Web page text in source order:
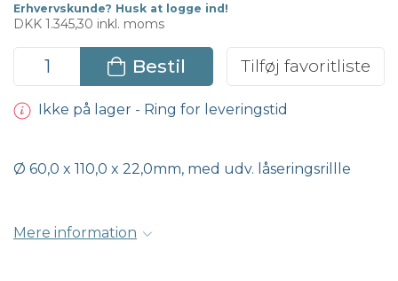
Erhvervskunde? Husk at logge ind!
DKK 1.345,30 inkl. moms
Bestil Tilføj favoritliste
Ikke på lager - Ring for leveringstid
Ø 60,0 x 110,0 x 22,0mm, med udv. låseringsrillle
Mere information